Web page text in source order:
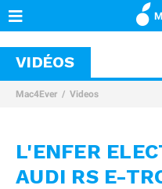
VIDÉOS
Mac4Ever Videos
L'ENFER
AUDI RS E-